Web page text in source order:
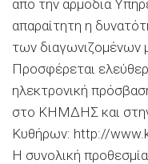
από την αρμόδια
απαραίτητη η
των διαγωνιζομένων
Προσφέρεται
ηλεκτρονική
στο ΚΗΜΔΗΣ και
Κυθήρων: http://
Η συνολική